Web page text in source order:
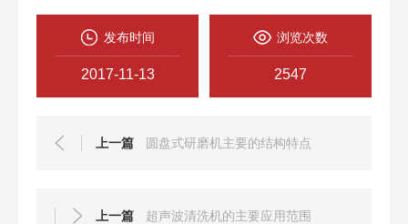
发布时间
2017-11-13
浏览次数
2547
上一篇 圆盘式研磨机主要的结构特点
上一篇 超声波清洗机的主要应用范围